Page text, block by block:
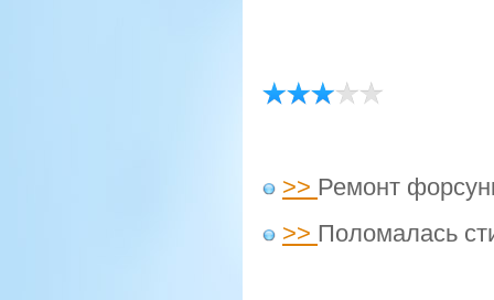
>> Ремонт
>> Поломалась